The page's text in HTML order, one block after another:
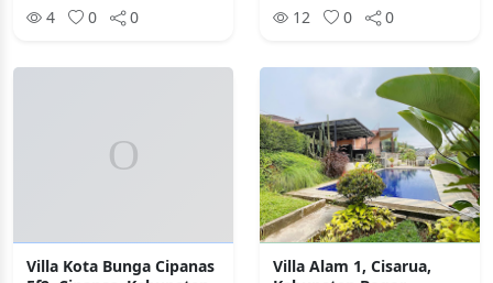
4 0 0 12 0 0
Villa Kota Bunga Cipanas
Villa Alam 1, Cisarua,